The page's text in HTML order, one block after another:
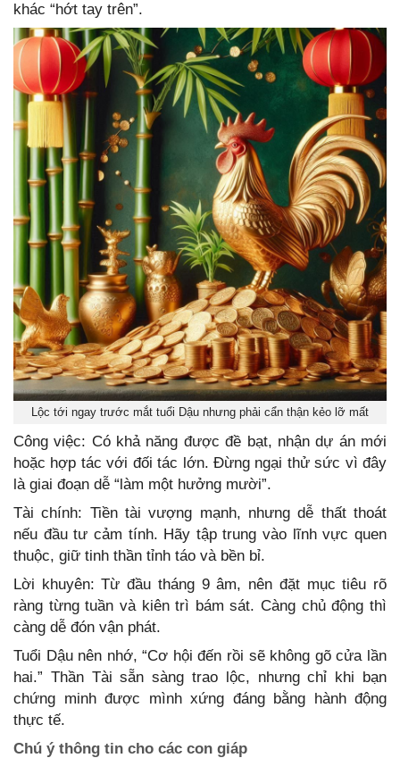
khác “hớt tay trên”.
Lộc tới ngay trước mắt tuổi Dậu nhưng phải cẩn thận kẻo lỡ mất
Công việc: Có khả năng được đề bạt, nhận dự án mới
hoặc hợp tác với đối tác lớn. Đừng ngại thử sức vì đây
là giai đoạn dễ “làm một hưởng mười”.
Tài chính: Tiền tài vượng mạnh, nhưng dễ thất thoát
nếu đầu tư cảm tính. Hãy tập trung vào lĩnh vực quen
thuộc, giữ tinh thần tỉnh táo và bền bỉ.
Lời khuyên: Từ đầu tháng 9 âm, nên đặt mục tiêu rõ
ràng từng tuần và kiên trì bám sát. Càng chủ động thì
càng dễ đón vận phát.
Tuổi Dậu nên nhớ, “Cơ hội đến rồi sẽ không gõ cửa lần
hai.” Thần Tài sẵn sàng trao lộc, nhưng chỉ khi bạn
chứng minh được mình xứng đáng bằng hành động
thực tế.
Chú ý thông tin cho các con giáp